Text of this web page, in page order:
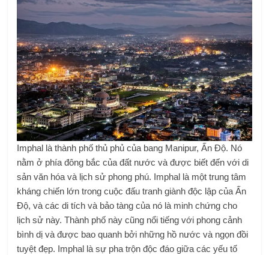
Imphal là thành phố thủ phủ của bang Manipur, Ấn Độ. Nó
nằm ở phía đông bắc của đất nước và được biết đến với di
sản văn hóa và lịch sử phong phú. Imphal là một trung tâm
kháng chiến lớn trong cuộc đấu tranh giành độc lập của Ấn
Độ, và các di tích và bảo tàng của nó là minh chứng cho
lịch sử này. Thành phố này cũng nổi tiếng với phong cảnh
bình dị và được bao quanh bởi những hồ nước và ngọn đồi
tuyệt đẹp. Imphal là sự pha trộn độc đáo giữa các yếu tố